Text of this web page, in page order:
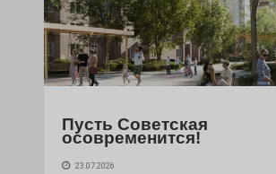
Пусть Советская
осовременится!
23.07.2026